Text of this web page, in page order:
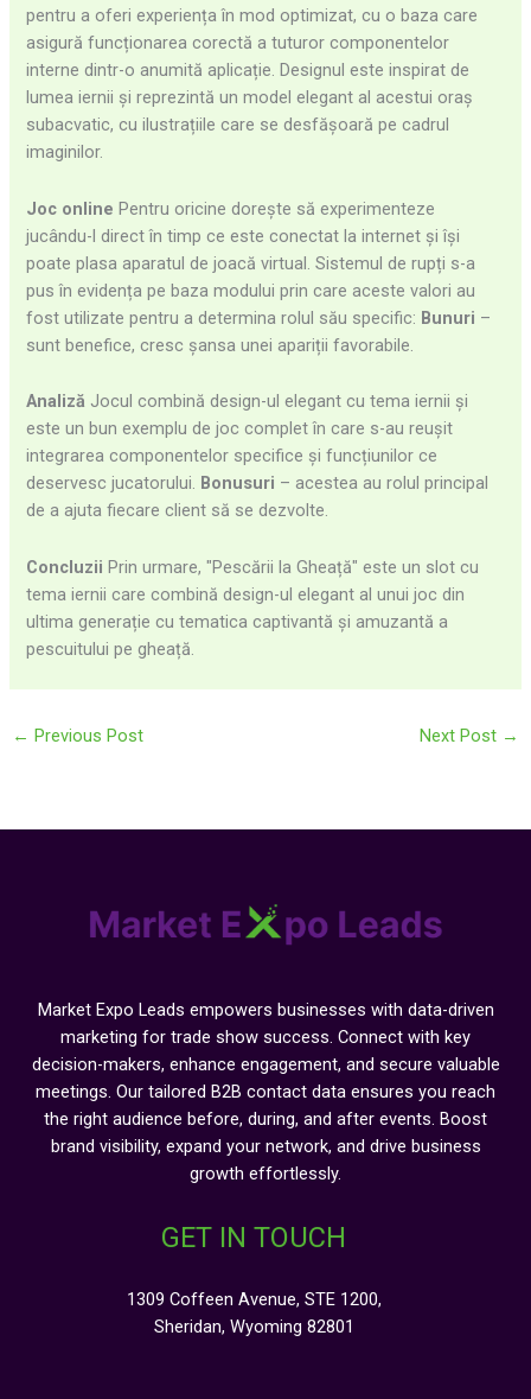
pentru a oferi experiența în mod optimizat, cu o baza care
asigură funcționarea corectă a tuturor componentelor
interne dintr-o anumită aplicație. Designul este inspirat de
lumea iernii și reprezintă un model elegant al acestui oraș
subacvatic, cu ilustrațiile care se desfășoară pe cadrul
imaginilor.
Joc onlinePentru oricine dorește să experimenteze
jucându-l direct în timp ce este conectat la internet și își
poate plasa aparatul de joacă virtual. Sistemul de rupți s-a
pus în evidența pe baza modului prin care aceste valori au
fost utilizate pentru a determina rolul său specific: Bunuri –
sunt benefice, cresc șansa unei apariții favorabile.
Analiză Jocul combină design-ul elegant cu tema iernii și
este un bun exemplu de joc complet în care s-au reușit
integrarea componentelor specifice și funcțiunilor ce
deservesc jucatorului. Bonusuri – acestea au rolul principal
de a ajuta fiecare client să se dezvolte.
ConcluziiPrin urmare, "Pescării la Gheață" este un slot cu
tema iernii care combină design-ul elegant al unui joc din
ultima generație cu tematica captivantă și amuzantă a
pescuitului pe gheață.
← Previous Post Next Post →
Market Expo Leads empowers businesses with data-driven
marketing for trade show success. Connect with key
decision-makers, enhance engagement, and secure valuable
meetings. Our tailored B2B contact data ensures you reach
the right audience before, during, and after events. Boost
brand visibility, expand your network, and drive business
growth effortlessly.
GET IN TOUCH
1309 Coffeen Avenue, STE 1200,
Sheridan, Wyoming 82801